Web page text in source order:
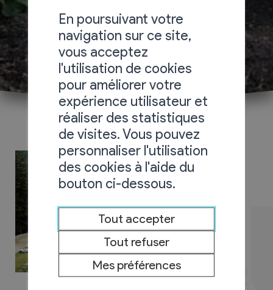
En poursuivant votre
navigation sur ce site,
vous acceptez
l'utilisation de cookies
pour améliorer votre
expérience utilisateur et
réaliser des statistiques
de visites. Vous pouvez
personnaliser l'utilisation
des cookies à l'aide du
bouton ci-dessous.
Tout accepter
Tout refuser
Mes préférences